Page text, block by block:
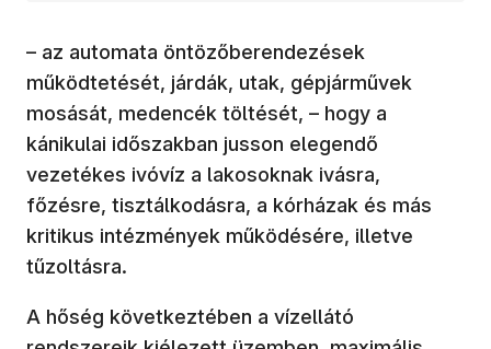
– az automata öntözőberendezések
működtetését, járdák, utak, gépjárművek
mosását, medencék töltését, – hogy a
kánikulai időszakban jusson elegendő
vezetékes ivóvíz a lakosoknak ivásra,
főzésre, tisztálkodásra, a kórházak és más
kritikus intézmények működésére, illetve
tűzoltásra.
A hőség következtében a vízellátó